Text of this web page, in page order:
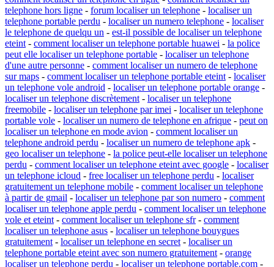
telephone hors ligne - forum localiser un telephone - localiser un
telephone portable perdu - localiser un numero telephone - localiser
le telephone de quelqu un - est-il possible de localiser un telephone
eteint - comment localiser un telephone portable huawei - la police
peut elle localiser un telephone portable - localiser un telephone
d'une autre personne - comment localiser un numero de telephone
sur maps - comment localiser un telephone portable eteint - localiser
un telephone vole android - localiser un telephone portable orange -
localiser un telephone discrètement - localiser un telephone
freemobile - localiser un telephone par imei - localiser un telephone
portable vole - localiser un numero de telephone en afrique - peut on
localiser un telephone en mode avion - comment localiser un
telephone android perdu - localiser un numero de telephone apk -
geo localiser un telephone - la police peut-elle localiser un telephone
perdu - comment localiser un telephone eteint avec google - localiser
un telephone icloud - free localiser un telephone perdu - localiser
gratuitement un telephone mobile - comment localiser un telephone
à partir de gmail - localiser un telephone par son numero - comment
localiser un telephone apple perdu - comment localiser un telephone
vole et eteint - comment localiser un telephone sfr- comment
localiser un telephone asus - localiser un telephone bouygues
gratuitement - localiser un telephone en secret - localiser un
telephone portable eteint avec son numero gratuitement - orange
localiser un telephone perdu - localiser un telephone portable.com -